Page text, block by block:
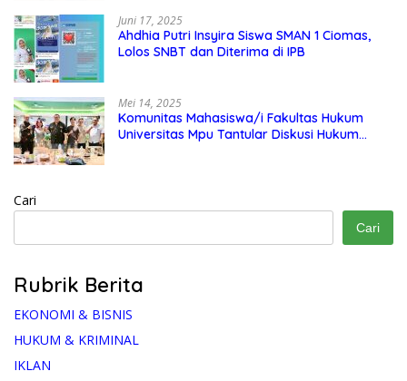
Juni 17, 2025
Ahdhia Putri Insyira Siswa SMAN 1 Ciomas,
Lolos SNBT dan Diterima di IPB
Mei 14, 2025
Komunitas Mahasiswa/i Fakultas Hukum
Universitas Mpu Tantular Diskusi Hukum
Cari
Cari
Rubrik Berita
EKONOMI & BISNIS
HUKUM & KRIMINAL
IKLAN